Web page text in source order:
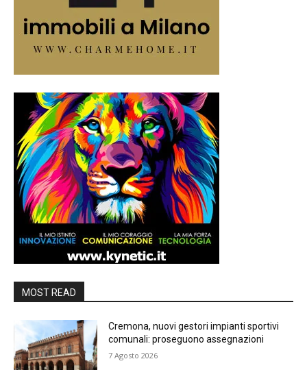
MOST READ
Cremona, nuovi gestori impianti sportivi
comunali: proseguono assegnazioni
7 Agosto 2026